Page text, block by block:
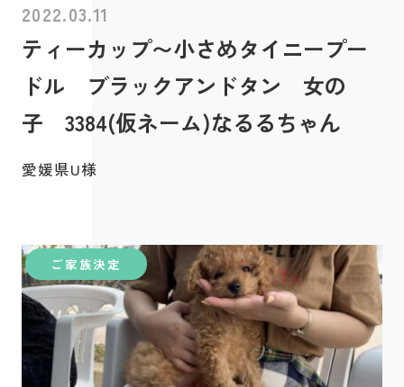
2022.03.11
ティーカップ〜小さめタイニープー
ドル ブラックアンドタン 女の
子 3384(仮ネーム)なるるちゃん
愛媛県U様
ご家族決定